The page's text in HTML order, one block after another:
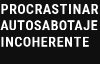
AUTOSABOTAJE
INCOHERENTE